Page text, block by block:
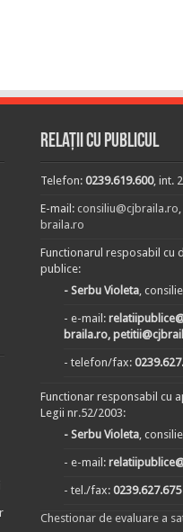
Relații cu publicul
Telefon:0239.619.600, int.
E-mail:consiliu@cjbraila.ro
braila.ro
Functionarul resposabil cu
publice:
- Serbu Violeta,
- e-mail:
braila.ro,
- telefon/fax:
Functionar responsabil cu
Legii nr.52/2003:
- Serbu Violeta,
- e-mail:
- tel./fax:0239.627.675
Chestionar de evaluare a